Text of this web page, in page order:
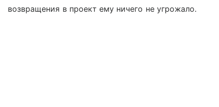
возвращения в проект ему ничего не угрожало.